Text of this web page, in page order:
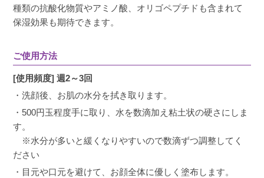
種類の抗酸化物質やアミノ酸、オリゴペプチドも含まれて
保湿効果も期待できます。
ご使用方法
[使用頻度] 週2～3回
・洗顔後、お肌の水分を拭き取ります。
・500円玉程度手に取り、水を数滴加え粘土状の硬さにしま
す。
※水分が多いと緩くなりやすいので数滴ずつ調整してく
ださい
・目元や口元を避けて、お顔全体に優しく塗布します。